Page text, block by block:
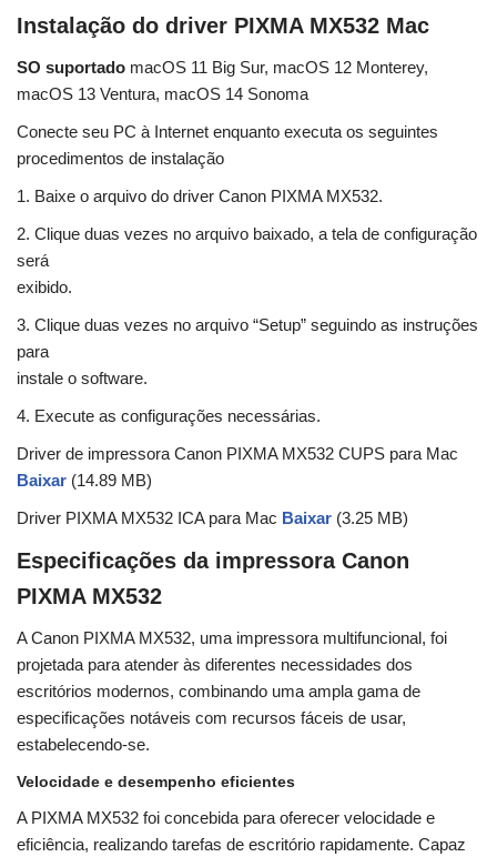
Instalação do driver PIXMA MX532 Mac
SO suportado macOS 11 Big Sur, macOS 12 Monterey,
macOS 13 Ventura, macOS 14 Sonoma
Conecte seu PC à Internet enquanto executa os seguintes
procedimentos de instalação
1. Baixe o arquivo do driver Canon PIXMA MX532.
2. Clique duas vezes no arquivo baixado, a tela de configuração
será
exibido.
3. Clique duas vezes no arquivo “Setup” seguindo as instruções
para
instale o software.
4. Execute as configurações necessárias.
Driver de impressora Canon PIXMA MX532 CUPS para Mac
Baixar (14.89 MB)
Driver PIXMA MX532 ICA para Mac Baixar (3.25 MB)
Especificações da impressora Canon
PIXMA MX532
A Canon PIXMA MX532, uma impressora multifuncional, foi
projetada para atender às diferentes necessidades dos
escritórios modernos, combinando uma ampla gama de
especificações notáveis ​​com recursos fáceis de usar,
estabelecendo-se.
Velocidade e desempenho eficientes
A PIXMA MX532 foi concebida para oferecer velocidade e
eficiência, realizando tarefas de escritório rapidamente. Capaz